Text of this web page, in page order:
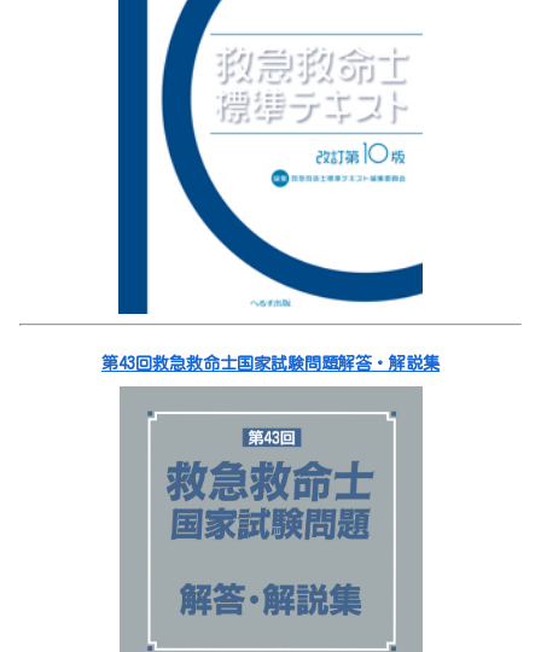
第43回救急救命士国家試験問題解答・解説集